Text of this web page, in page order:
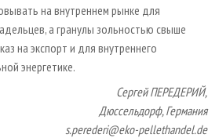
на внутреннем рынке для
а гранулы зольностью свыше
на экспорт и для внутреннего
энергетике.
Сергей ПЕРЕДЕРИЙ,
Дюссельдорф, Германия
s.perederi@eko-pellethandel.de